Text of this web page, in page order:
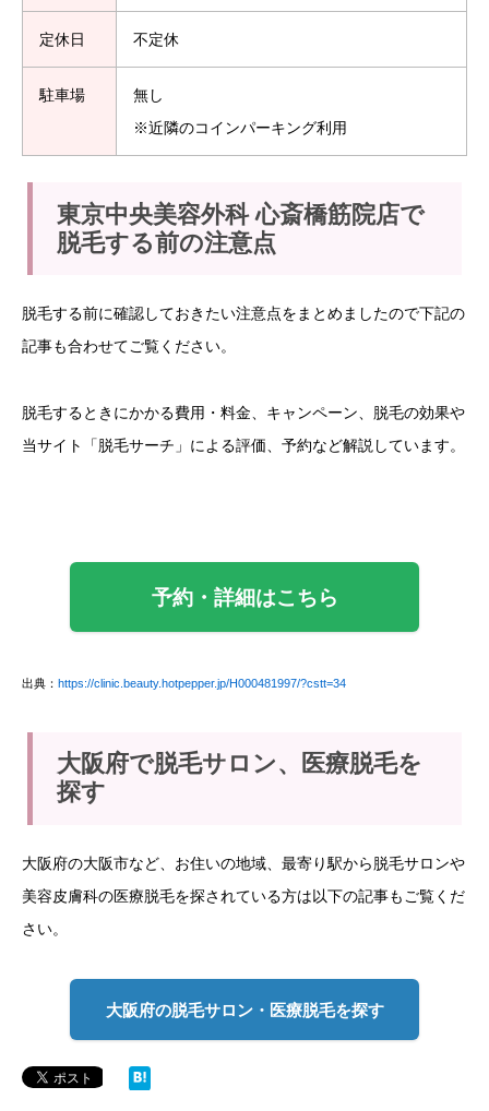
定休日 不定休
駐車場
無し
※近隣のコインパーキング利用
東京中央美容外科 心斎橋筋院店で
脱毛する前の注意点
脱毛する前に確認しておきたい注意点をまとめましたので下記の
記事も合わせてご覧ください。
脱毛するときにかかる費用・料金、キャンペーン、脱毛の効果や
当サイト「脱毛サーチ」による評価、予約など解説しています。
予約・詳細はこちら
出典： https://clinic.beauty.hotpepper.jp/H000481997/?cstt=34
大阪府で脱毛サロン、医療脱毛を
探す
大阪府の大阪市など、お住いの地域、最寄り駅から脱毛サロンや
美容皮膚科の医療脱毛を探されている方は以下の記事もご覧くだ
さい。
大阪府の脱毛サロン・医療脱毛を探す